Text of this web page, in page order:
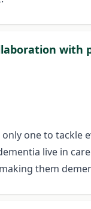
with
one to
live in
them